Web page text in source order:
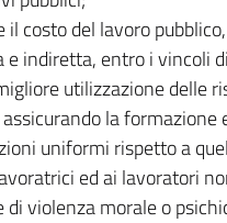
il costo del lavoro
e indiretta, entro i vincoli
utilizzazione delle
la formazione
uniformi rispetto a
ed ai lavoratori
violenza morale o